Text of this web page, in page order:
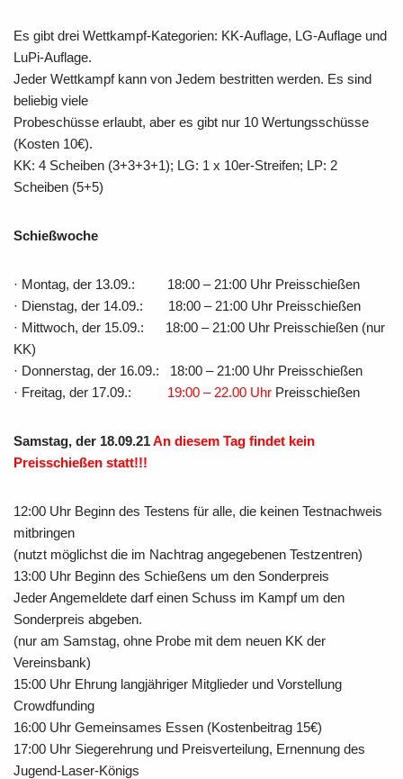
Es gibt drei Wettkampf-Kategorien: KK-Auflage, LG-Auflage und
LuPi-Auflage.
Jeder Wettkampf kann von Jedem bestritten werden. Es sind
beliebig viele
Probeschüsse erlaubt, aber es gibt nur 10 Wertungsschüsse
(Kosten 10€).
KK: 4 Scheiben (3+3+3+1); LG: 1 x 10er-Streifen; LP: 2
Scheiben (5+5)
Schießwoche
· Montag, der 13.09.: 18:00 – 21:00 Uhr Preisschießen
· Dienstag, der 14.09.: 18:00 – 21:00 Uhr Preisschießen
· Mittwoch, der 15.09.: 18:00 – 21:00 Uhr Preisschießen (nur
KK)
· Donnerstag, der 16.09.: 18:00 – 21:00 Uhr Preisschießen
· Freitag, der 17.09.: 19:00 – 22.00 Uhr Preisschießen
Samstag, der 18.09.21An diesem Tag findet kein
Preisschießen statt!!!
12:00 Uhr Beginn des Testens für alle, die keinen Testnachweis
mitbringen
(nutzt möglichst die im Nachtrag angegebenen Testzentren)
13:00 Uhr Beginn des Schießens um den Sonderpreis
Jeder Angemeldete darf einen Schuss im Kampf um den
Sonderpreis abgeben.
(nur am Samstag, ohne Probe mit dem neuen KK der
Vereinsbank)
15:00 Uhr Ehrung langjähriger Mitglieder und Vorstellung
Crowdfunding
16:00 Uhr Gemeinsames Essen (Kostenbeitrag 15€)
17:00 Uhr Siegerehrung und Preisverteilung, Ernennung des
Jugend-Laser-Königs